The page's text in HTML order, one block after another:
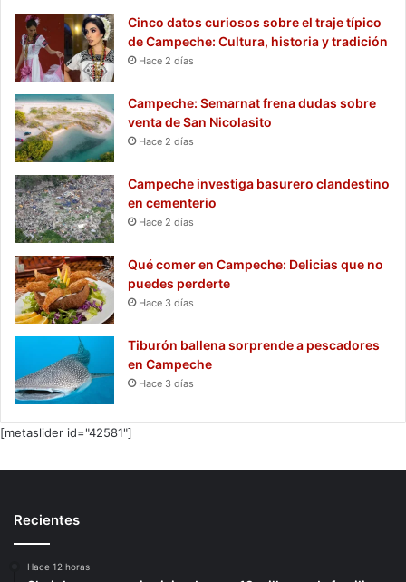
Cinco datos curiosos sobre el traje típico
de Campeche: Cultura, historia y tradición
Hace 2 días
Campeche: Semarnat frena dudas sobre
venta de San Nicolasito
Hace 2 días
Campeche investiga basurero clandestino
en cementerio
Hace 2 días
Qué comer en Campeche: Delicias que no
puedes perderte
Hace 3 días
Tiburón ballena sorprende a pescadores
en Campeche
Hace 3 días
[metaslider id="42581"]
Recientes
Hace 12 horas